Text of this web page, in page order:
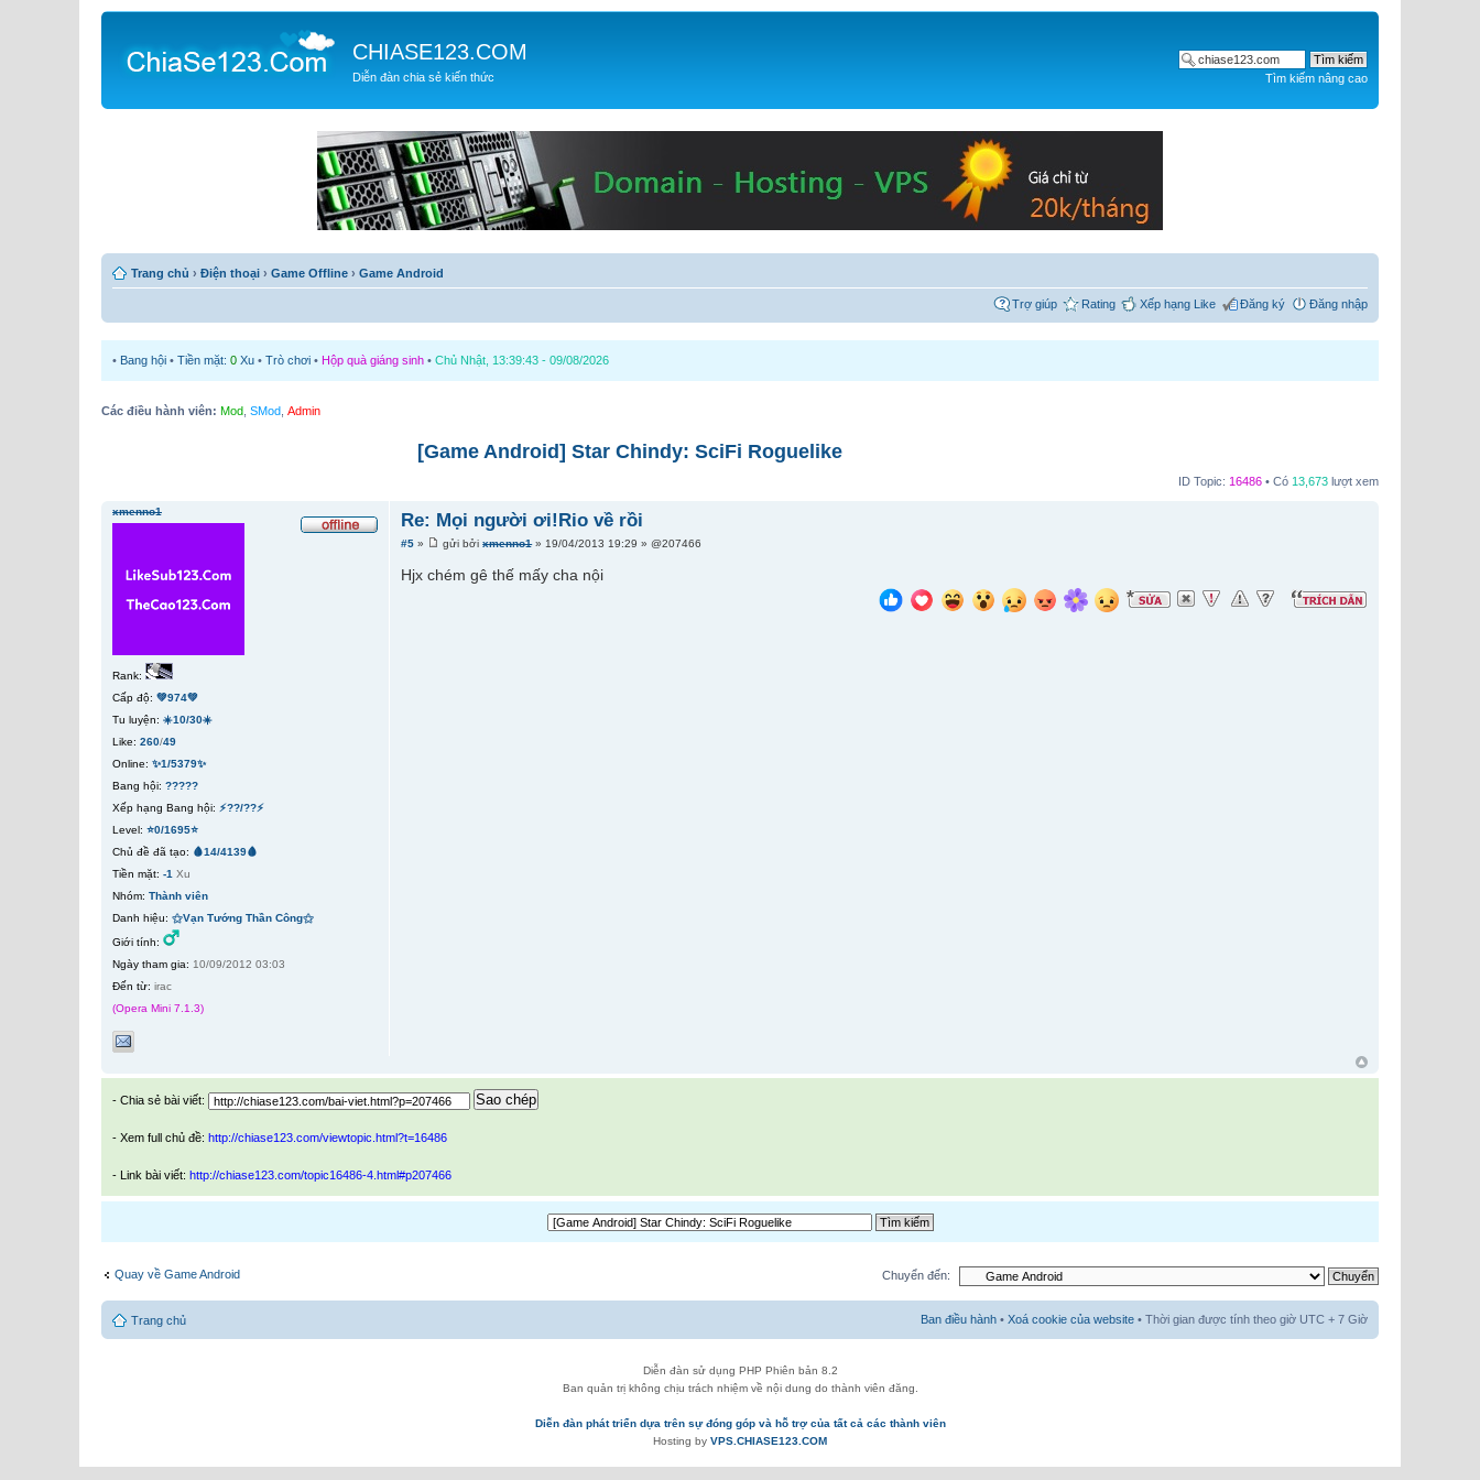
CHIASE123.COM
Diễn đàn chia sẻ kiến thức Tìm kiếm nâng cao
Trang chủ › Điện thoại › Game Offline › Game Android
Trợ giúp Rating Xếp hạng Like Đăng ký Đăng nhập
• Bang hội • Tiền mặt: 0 Xu • Trò chơi • Hộp quà giáng sinh • Chủ Nhật, 13:39:43 - 09/08/2026
Các điều hành viên: Mod SMod Admin
[Game Android] Star Chindy: SciFi Roguelike
ID Topic: 16486 • Có 13,673 lượt xem
Re: Mọi người ơi!Rio về rồi
#5 » gửi bởixmenno1» 19/04/2013 19:29 » @207466
Hjx chém gê thế mấy cha nội
xmenno1
Rank:
Cấp độ: 💚974💚
Tu luyện: ☀️10/30☀️
Like: 260/49
Online: ✨1/5379✨
Bang hội: ?????
Xếp hạng Bang hội: ⚡??/??⚡
Level: ⭐0/1695⭐
Chủ đề đã tạo: 🩸14/4139🩸
Tiền mặt: -1 Xu
Nhóm: Thành viên
Danh hiệu: ⚝Vạn Tướng Thần Công⚝
Giới tính:
Ngày tham gia: 10/09/2012 03:03
Đến từ: irac
(Opera Mini 7.1.3)
- Chia sẻ bài viết: Sao chép
- Xem full chủ đề: http://chiase123.com/viewtopic.html?t=16486
- Link bài viết: http://chiase123.com/topic16486-4.html#p207466
Quay về Game Android Chuyển đến:
Trang chủ Ban điều hành • Xoá cookie của website • Thời gian được tính theo giờ UTC + 7 Giờ
Diễn đàn sử dụng PHP Phiên bản 8.2
Ban quản trị không chịu trách nhiệm về nội dung do thành viên đăng.
Diễn đàn phát triển dựa trên sự đóng góp và hỗ trợ của tất cả các thành viên
Hosting by VPS.CHIASE123.COM